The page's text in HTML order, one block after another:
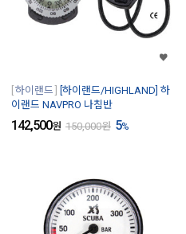
하이랜드
[하이랜드/HIGHLAND] 하
이랜드 NAVPRO 나침반
142,500원 150,000원 5%